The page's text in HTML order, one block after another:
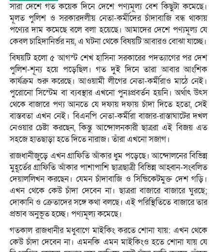
সারা দেশে গত কয়েক দিনে দেশে পণ্যমূল্য বেশ কিছুটা কমেছে।
মূলত পুলিশ ও সরকারদলীয় নেতা-কর্মীদের চাঁদাবাজি বন্ধ থাকায়
পণ্যের দাম কমেছে বলে বলা হয়েছে। আমাদের দেশে পণ্যমূল্য যে
কেবল চাহিদানির্ভর নয়, এ ঘটনা থেকে বিষয়টি আবারও বোঝা যাচ্ছে।
বিষয়টি হলো ৫ আগস্ট শেখ হাসিনা সরকারের পদত্যাগের পর দেশ
পুলিশ-শূন্য হয়ে পড়েছিল। গত দুই দিনে তারা আবার আংশিক
কার্যক্রম শুরু করেছে। আওয়ামী লীগের নেতা-কর্মীরাও মাঠে নেই।
পুরোনো সিস্টেম বা ব্যবস্থার এখনো পুনঃপ্রবর্তন হয়নি। অর্থাৎ উৎস
থেকে বাজারে পণ্য আনতে যে দফায় দফায় চাঁদা দিতে হতো, সেই
বাস্তবতা এখন নেই। বিএনপি নেতা-কর্মীরা বাজার-রাস্তাঘাটের দখল
নেওয়ার চেষ্টা করছেন, কিন্তু আন্দোলনকারী ছাত্ররা এই বিজয় এত
সহজে হাতছাড়া হতে দিতে নারাজ। তাঁরা এখনো সজাগ।
রাজধানীজুড়ে এখন গ্রাফিতি আঁকার ধুম পড়েছে। আন্দোলনের বিভিন্ন
মুহূর্তের গ্রাফিতি আঁকার পাশাপাশি ছাত্রছাত্রী বিভিন্ন আহ্বান-সংবলিত
দেয়াললিখন করছেন। যেমন চাঁদাবাজি ও সিন্ডিকেটমুক্ত দেশ গড়ি।
এখন থেকে কেউ চাঁদা দেবেন না। ছাত্ররা বাজারে বাজারে ঘুরছে;
দোকানি ও ক্রেতাদের সঙ্গে কথা বলছে। এই পরিস্থিতিতে বাজারে তার
প্রভাব অনুভূত হচ্ছে। পণ্যমূল্য কমেছে।
গতকাল রাজধানীর মধুবাগে মাইকিং করতে শোনা যায়: এখন থেকে
কেউ চাঁদা দেবেন না। এমনকি এমন মাইকিংও হতে শোনা যায় যে